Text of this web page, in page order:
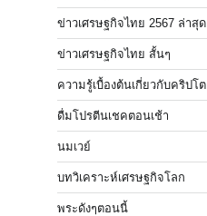
ข่าวเศรษฐกิจไทย 2567 ล่าสุด
ข่าวเศรษฐกิจไทย สั้นๆ
ความรู้เบื้องต้นเกี่ยวกับคริปโต
ดื่มโปรตีนเชคตอนเช้า
นมเวย์
บทวิเคราะห์เศรษฐกิจโลก
พระดังๆตอนนี้